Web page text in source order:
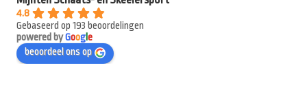
4.8
Gebaseerd op 193 beoordelingen
powered byGoogle
beoordeel ons op